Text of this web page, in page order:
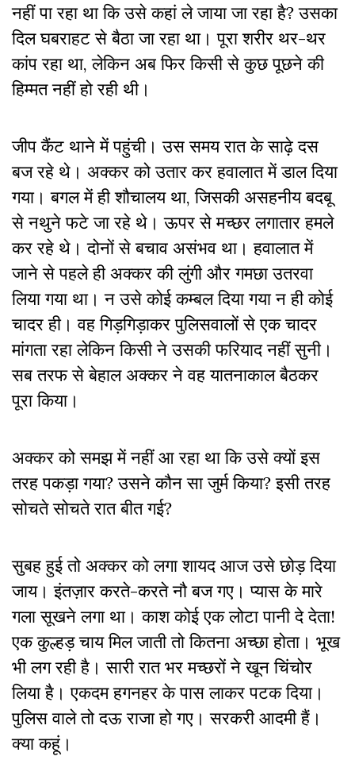
नहीं पा रहा था कि उसे कहां ले जाया जा रहा है? उसका
दिल घबराहट से बैठा जा रहा था। पूरा शरीर थर-थर
कांप रहा था, लेकिन अब फिर किसी से कुछ पूछने की
हिम्मत नहीं हो रही थी।
जीप कैंट थाने में पहुंची। उस समय रात के साढ़े दस
बज रहे थे। अक्कर को उतार कर हवालात में डाल दिया
गया। बगल में ही शौचालय था, जिसकी असहनीय बदबू
से नथुने फटे जा रहे थे। ऊपर से मच्छर लगातार हमले
कर रहे थे। दोनों से बचाव असंभव था। हवालात में
जाने से पहले ही अक्कर की लुंगी और गमछा उतरवा
लिया गया था। न उसे कोई कम्बल दिया गया न ही कोई
चादर ही। वह गिड़गिड़ाकर पुलिसवालों से एक चादर
मांगता रहा लेकिन किसी ने उसकी फरियाद नहीं सुनी।
सब तरफ से बेहाल अक्कर ने वह यातनाकाल बैठकर
पूरा किया।
अक्कर को समझ में नहीं आ रहा था कि उसे क्यों इस
तरह पकड़ा गया? उसने कौन सा जुर्म किया? इसी तरह
सोचते सोचते रात बीत गई?
सुबह हुई तो अक्कर को लगा शायद आज उसे छोड़ दिया
जाय। इंतज़ार करते-करते नौ बज गए। प्यास के मारे
गला सूखने लगा था। काश कोई एक लोटा पानी दे देता!
एक कुल्हड़ चाय मिल जाती तो कितना अच्छा होता। भूख
भी लग रही है। सारी रात भर मच्छरों ने खून चिंचोर
लिया है। एकदम हगनहर के पास लाकर पटक दिया।
पुलिस वाले तो दऊ राजा हो गए। सरकरी आदमी हैं।
क्या कहूं।